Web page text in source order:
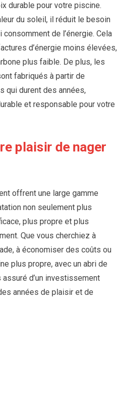
durable pour votre piscine.
du soleil, il réduit le besoin
de l’énergie. Cela
d’énergie moins élevées,
plus faible. De plus, les
fabriqués à partir de
qui durent des années,
et responsable pour votre
plaisir de nager
offrent une large gamme
non seulement plus
plus propre et plus
Que vous cherchiez à
à économiser des coûts ou
plus propre, avec un abri de
d’un investissement
années de plaisir et de